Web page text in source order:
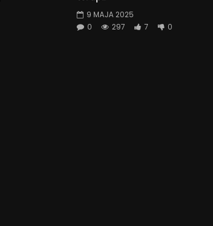
9 MAJA 2025
0
297 7 0